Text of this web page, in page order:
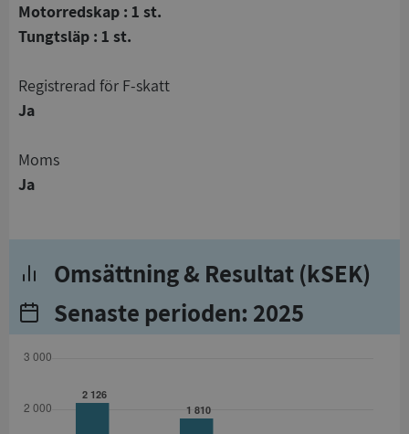
Motorredskap : 1 st.
Tungtsläp : 1 st.
registrerad för F-skatt
Ja
Moms
Ja
Omsättning & Resultat (kSEK)
Senaste perioden: 2025